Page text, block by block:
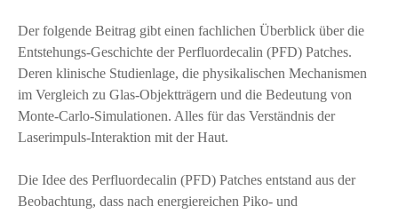
Der folgende Beitrag gibt einen fachlichen Überblick über die
Entstehungs-Geschichte der Perfluordecalin (PFD) Patches.
Deren klinische Studienlage, die physikalischen Mechanismen
im Vergleich zu Glas-Objektträgern und die Bedeutung von
Monte-Carlo-Simulationen. Alles für das Verständnis der
Laserimpuls-Interaktion mit der Haut.
Die Idee des Perfluordecalin (PFD) Patches entstand aus der
Beobachtung, dass nach energiereichen Piko- und